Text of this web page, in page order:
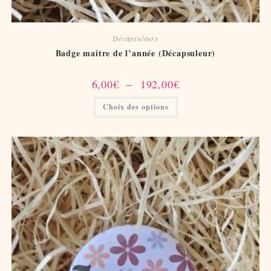
Décapsuleurs
Badge maître de l’année (Décapsuleur)
6,00€ – 192,00€Plage
de
Choix des options
Ce
a
variations.
Les
options
peuvent
être
choisies
sur
la
page
du
produit